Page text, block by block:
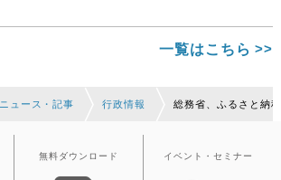
一覧はこちら
ニュース・記事 行政情報 総務省、ふるさと納
無料ダウンロード イベント・セミナー